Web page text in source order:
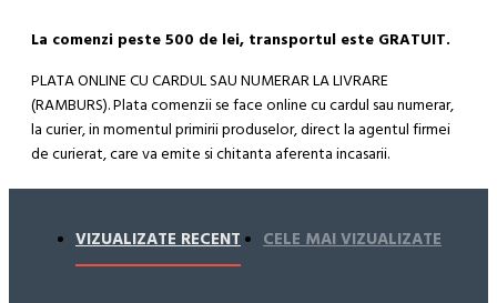
La comenzi peste 500 de lei, transportul este GRATUIT.
PLATA ONLINE CU CARDUL SAU NUMERAR LA LIVRARE
(RAMBURS). Plata comenzii se face online cu cardul sau numerar,
la curier, in momentul primirii produselor, direct la agentul firmei
de curierat, care va emite si chitanta aferenta incasarii.
Cum se face livrarea produselor:
Livrarea comenzii la adresa indicata de dvs. si este asigurata de
compania de curierat, care va livreaza comanda în decursul a 24-
VIZUALIZATE RECENT CELE MAI VIZUALIZATE